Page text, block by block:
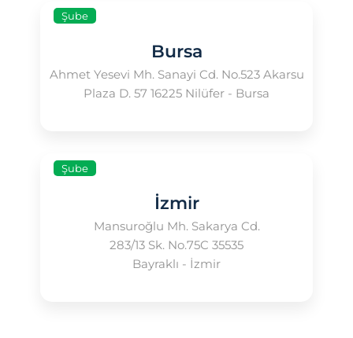
Şube
Bursa
Ahmet Yesevi Mh. Sanayi Cd. No.523 Akarsu
Plaza D. 57 16225 Nilüfer - Bursa
Şube
İzmir
Mansuroğlu Mh. Sakarya Cd.
283/13 Sk. No.75C 35535
Bayraklı - İzmir